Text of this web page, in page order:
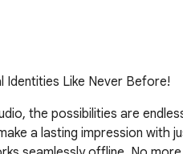
Identities Like Never Before!
the possibilities are
a lasting impression with